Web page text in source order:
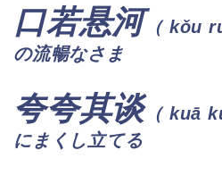
口若悬河 （ kǒu
の流暢なさま
夸夸其谈（ kuā
にまくし立てる